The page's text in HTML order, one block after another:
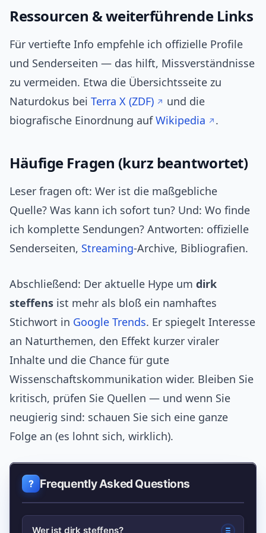
Ressourcen & weiterführende Links
Für vertiefte Info empfehle ich offizielle Profile
und Senderseiten — das hilft, Missverständnisse
zu vermeiden. Etwa die Übersichtsseite zu
Naturdokus bei Terra X (ZDF)
und die
biografische Einordnung aufWikipedia .
Häufige Fragen (kurz beantwortet)
Leser fragen oft: Wer ist die maßgebliche
Quelle? Was kann ich sofort tun? Und: Wo finde
ich komplette Sendungen? Antworten: offizielle
Senderseiten, Streaming‑Archive, Bibliografien.
Abschließend: Der aktuelle Hype um dirk
steffens ist mehr als bloß ein namhaftes
Stichwort in Google Trends. Er spiegelt Interesse
an Naturthemen, den Effekt kurzer viraler
Inhalte und die Chance für gute
Wissenschaftskommunikation wider. Bleiben Sie
kritisch, prüfen Sie Quellen — und wenn Sie
neugierig sind: schauen Sie sich eine ganze
Folge an (es lohnt sich, wirklich).
Frequently Asked Questions
Wer ist dirk steffens?